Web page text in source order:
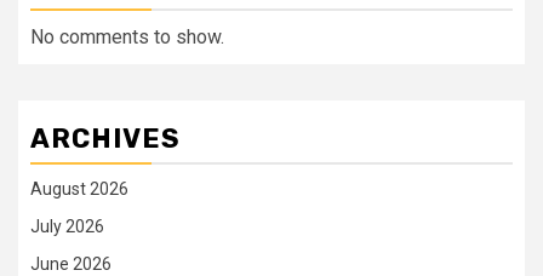
No comments to show.
ARCHIVES
August 2026
July 2026
June 2026